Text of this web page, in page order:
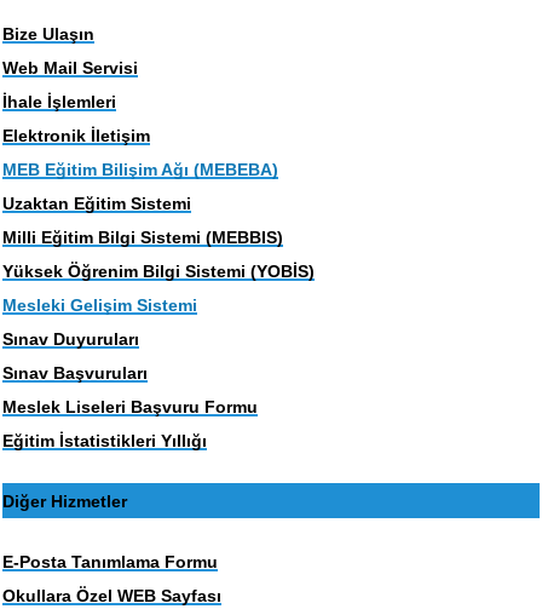
Bize Ulaşın
Web Mail Servisi
İhale İşlemleri
Elektronik İletişim
MEB Eğitim Bilişim Ağı (MEBEBA)
Uzaktan Eğitim Sistemi
Milli Eğitim Bilgi Sistemi (MEBBIS)
Yüksek Öğrenim Bilgi Sistemi (YOBİS)
Mesleki Gelişim Sistemi
Sınav Duyuruları
Sınav Başvuruları
Meslek Liseleri Başvuru Formu
Eğitim İstatistikleri Yıllığı
Diğer Hizmetler
E-Posta Tanımlama Formu
Okullara Özel WEB Sayfası